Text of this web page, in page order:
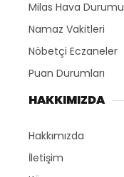
Milas Hava Durumu
Namaz Vakitleri
Nöbetçi Eczaneler
Puan Durumları
HAKKIMIZDA
Hakkımızda
İletişim